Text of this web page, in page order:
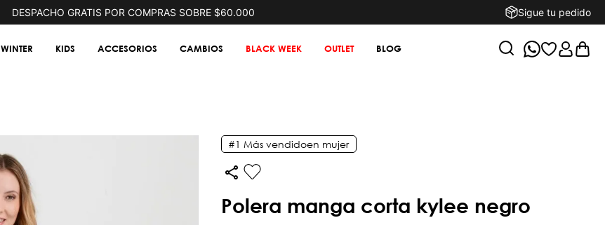
DESPACHO GRATIS POR COMPRAS SOBRE $60.000 Sigue tu pedido
WINTER KIDS ACCESORIOS CAMBIOS BLACK WEEK OUTLET BLOG
#1 Más vendidoen mujer
polera manga corta kylee negro